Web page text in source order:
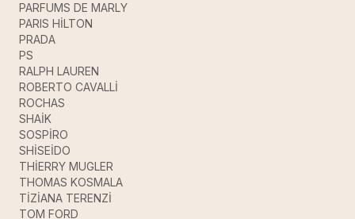
PARFUMS DE MARLY
PARIS HİLTON
PRADA
PS
RALPH LAUREN
ROBERTO CAVALLİ
ROCHAS
SHAİK
SOSPİRO
SHİSEİDO
THİERRY MUGLER
THOMAS KOSMALA
TİZİANA TERENZİ
TOM FORD